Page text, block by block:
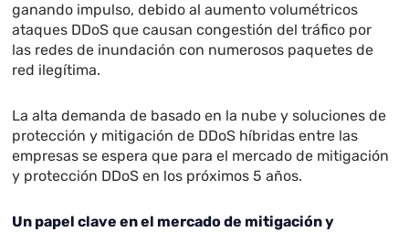
ganando impulso, debido al aumento volumétricos
ataques DDoS que causan congestión del tráfico por
las redes de inundación con numerosos paquetes de
red ilegítima.
La alta demanda de basado en la nube y soluciones de
protección y mitigación de DDoS híbridas entre las
empresas se espera que para el mercado de mitigación
y protección DDoS en los próximos 5 años.
Un papel clave en el mercado de mitigación y